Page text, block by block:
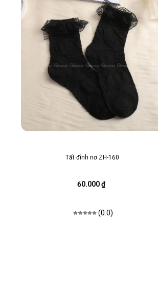
Tất đính nơ ZH-160
60.000 ₫
(0.0)